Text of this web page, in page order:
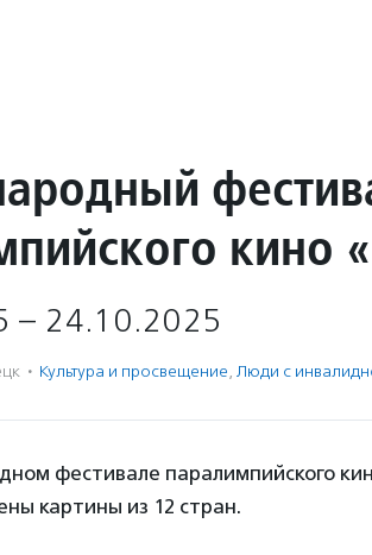
кино
– 24.10.2025
· Культура и просвещение, Люди с
фестивале паралимпийского
картины из 12 стран.